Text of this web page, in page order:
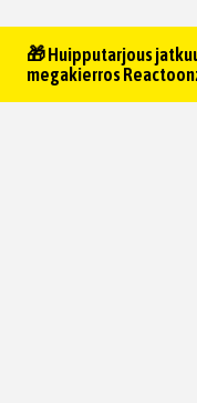
🎁 Huipputarjous
megakierros